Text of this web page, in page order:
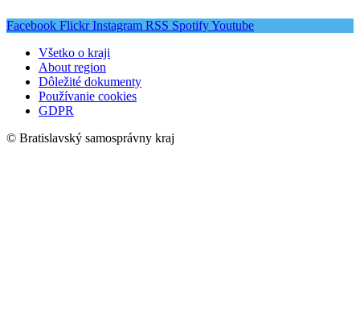
Facebook Flickr Instagram RSS SpotifyYoutube
Všetko o kraji
About region
Dôležité dokumenty
Používanie cookies
GDPR
© Bratislavský samosprávny kraj